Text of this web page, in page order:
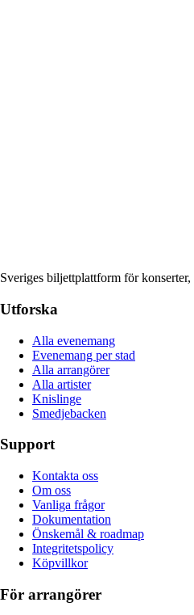
Sveriges biljettplattform för
Utforska
Alla evenemang
Evenemang per stad
Alla arrangörer
Alla artister
Knislinge
Smedjebacken
Support
Kontakta oss
Om oss
Vanliga frågor
Dokumentation
Önskemål & roadmap
Integritetspolicy
Köpvillkor
För arrangörer